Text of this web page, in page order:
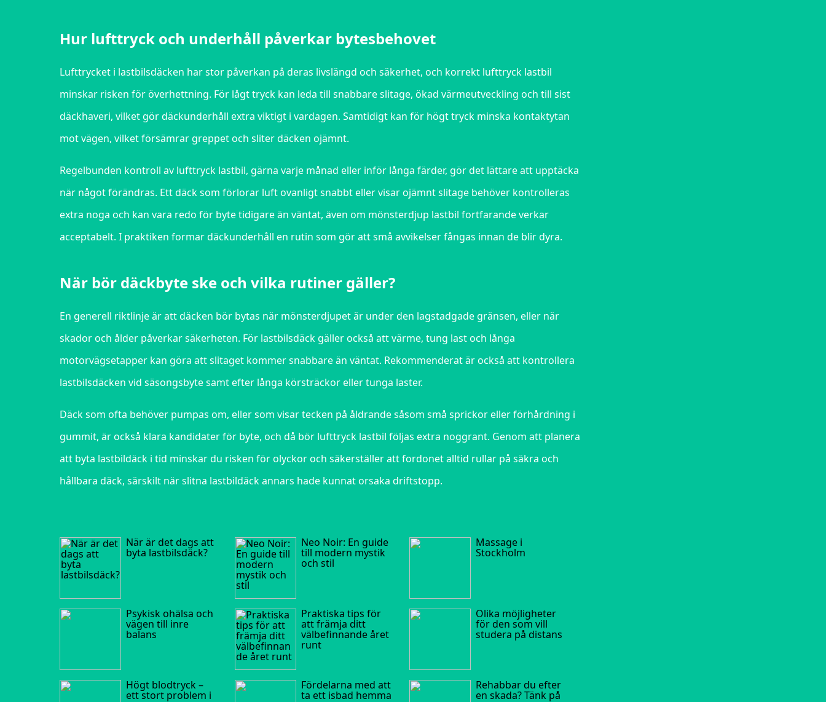
Hur lufttryck och underhåll påverkar bytesbehovet
Lufttrycket i lastbilsdäcken har stor påverkan på deras livslängd och säkerhet, och korrekt lufttryck lastbil
minskar risken för överhettning. För lågt tryck kan leda till snabbare slitage, ökad värmeutveckling och till sist
däckhaveri, vilket gör däckunderhåll extra viktigt i vardagen. Samtidigt kan för högt tryck minska kontaktytan
mot vägen, vilket försämrar greppet och sliter däcken ojämnt.
Regelbunden kontroll av lufttryck lastbil, gärna varje månad eller inför långa färder, gör det lättare att upptäcka
när något förändras. Ett däck som förlorar luft ovanligt snabbt eller visar ojämnt slitage behöver kontrolleras
extra noga och kan vara redo för byte tidigare än väntat, även om mönsterdjup lastbil fortfarande verkar
acceptabelt. I praktiken formar däckunderhåll en rutin som gör att små avvikelser fångas innan de blir dyra.
När bör däckbyte ske och vilka rutiner gäller?
En generell riktlinje är att däcken bör bytas när mönsterdjupet är under den lagstadgade gränsen, eller när
skador och ålder påverkar säkerheten. För lastbilsdäck gäller också att värme, tung last och långa
motorvägsetapper kan göra att slitaget kommer snabbare än väntat. Rekommenderat är också att kontrollera
lastbilsdäcken vid säsongsbyte samt efter långa körsträckor eller tunga laster.
Däck som ofta behöver pumpas om, eller som visar tecken på åldrande såsom små sprickor eller förhårdning i
gummit, är också klara kandidater för byte, och då bör lufttryck lastbil följas extra noggrant. Genom att planera
att byta lastbildäck i tid minskar du risken för olyckor och säkerställer att fordonet alltid rullar på säkra och
hållbara däck, särskilt när slitna lastbildäck annars hade kunnat orsaka driftstopp.
När är det dags att
byta lastbilsdäck?
Psykisk ohälsa och
vägen till inre
balans
Högt blodtryck –
ett stort problem i
Neo Noir: En guide
till modern mystik
och stil
Praktiska tips för
att främja ditt
välbefinnande året
runt
Fördelarna med att
ta ett isbad hemma
Massage i
Stockholm
Olika möjligheter
för den som vill
studera på distans
Rehabbar du efter
en skada? Tänk på